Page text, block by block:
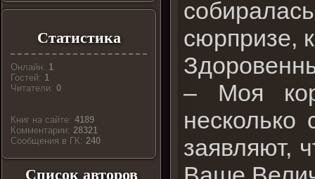
Статистика
Онлайн: 1
Гостей: 1
Читатели:0
Книг на сайте:4189
Комментарии:28321
Cообщения в ГК:240
Список авторов
сюрпризе,
– Моя
заявляют,